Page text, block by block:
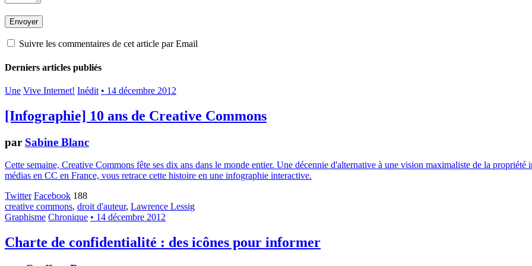
Suivre les commentaires de cet article par Email
Derniers articles publiés
Une Vive Internet! Inédit • 14 décembre 2012
[Infographie] 10 ans de Creative Commons
par Sabine Blanc
Cette semaine, Creative Commons fête ses dix ans dans le monde entier. Une décennie d'alternative à une vision maximaliste de la
médias en CC en France, vous retrace cette histoire en une infographie interactive.
Twitter Facebook 188
creative commons, droit d'auteur, Lawrence Lessig
Graphisme Chronique • 14 décembre 2012
Charte de confidentialité : des icônes pour informer